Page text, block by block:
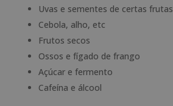
Uvas e sementes de certas frutas
Cebola, alho, etc
Frutos secos
Ossos e fígado de frango
Açúcar e fermento
Cafeína e álcool